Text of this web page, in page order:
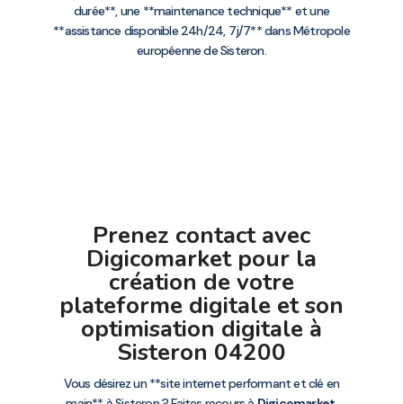
durée**, une **maintenance technique** et une
**assistance disponible 24h/24, 7j/7** dans Métropole
européenne de Sisteron.
Prenez contact avec
Digicomarket pour la
création de votre
plateforme digitale et son
optimisation digitale à
Sisteron 04200
Vous désirez un **site internet performant et clé en